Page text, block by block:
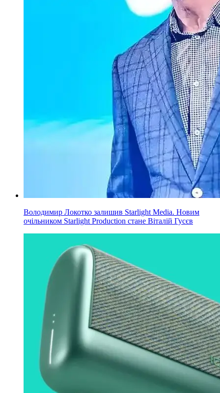
Володимир Локотко залишив Starlight Media. Новим
очільником Starlight Production стане Віталій Гусєв